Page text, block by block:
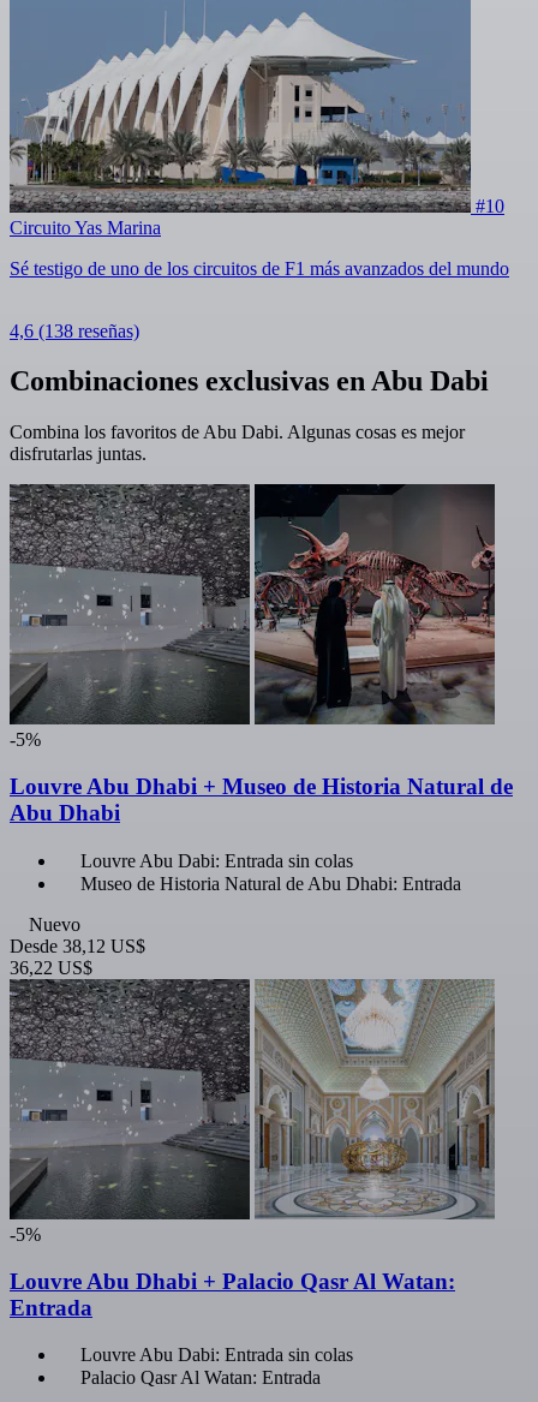
#10
Circuito Yas Marina
Sé testigo de uno de los circuitos de F1 más avanzados del mundo
4,6 (138 reseñas)
Combinaciones exclusivas en Abu Dabi
Combina los favoritos de Abu Dabi. Algunas cosas es mejor
disfrutarlas juntas.
-5%
Louvre Abu Dhabi + Museo de Historia Natural de
Abu Dhabi
Louvre Abu Dabi: Entrada sin colas
Museo de Historia Natural de Abu Dhabi: Entrada
Nuevo
Desde 38,12 US$
36,22 US$
-5%
Louvre Abu Dhabi + Palacio Qasr Al Watan:
Entrada
Louvre Abu Dabi: Entrada sin colas
Palacio Qasr Al Watan: Entrada